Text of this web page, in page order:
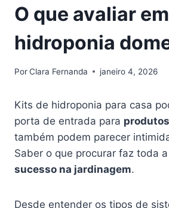
O que avaliar
hidroponia
PorClara Fernanda janeiro 4, 2026
Kits de hidroponia para casa
porta de entrada para
também podem parecer
Saber o que procurar faz toda
sucesso na jardinagem.
Desde entender os tipos de